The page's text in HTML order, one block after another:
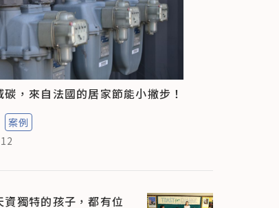
碳，來自法國的居家節能小撇步！
案例
資獨特的孩子，都有位